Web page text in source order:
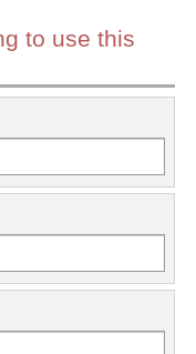
to use this